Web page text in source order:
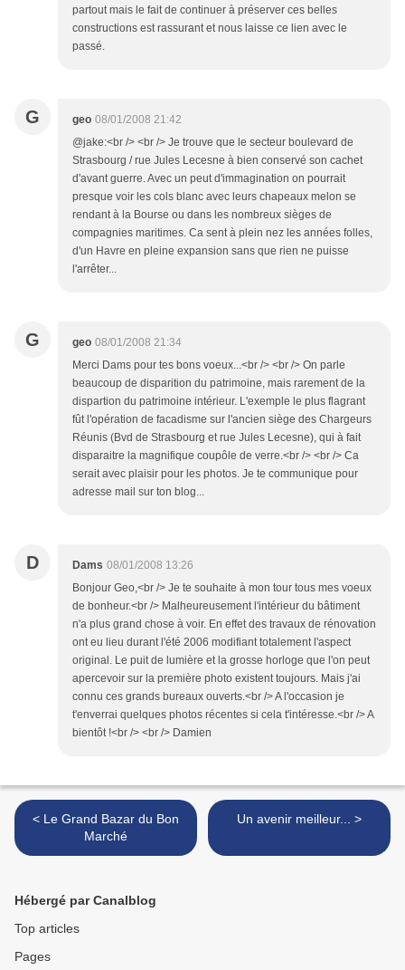
partout mais le fait de continuer à préserver ces belles
constructions est rassurant et nous laisse ce lien avec le
passé.
G geo 08/01/2008 21:42
@jake:<br /> <br /> Je trouve que le secteur boulevard de
Strasbourg / rue Jules Lecesne à bien conservé son cachet
d'avant guerre. Avec un peut d'immagination on pourrait
presque voir les cols blanc avec leurs chapeaux melon se
rendant à la Bourse ou dans les nombreux sièges de
compagnies maritimes. Ca sent à plein nez les années folles,
d'un Havre en pleine expansion sans que rien ne puisse
l'arrêter...
G geo 08/01/2008 21:34
Merci Dams pour tes bons voeux...<br /> <br /> On parle
beaucoup de disparition du patrimoine, mais rarement de la
dispartion du patrimoine intérieur. L'exemple le plus flagrant
fût l'opération de facadisme sur l'ancien siège des Chargeurs
Réunis (Bvd de Strasbourg et rue Jules Lecesne), qui à fait
disparaitre la magnifique coupôle de verre.<br /> <br /> Ca
serait avec plaisir pour les photos. Je te communique pour
adresse mail sur ton blog...
D Dams 08/01/2008 13:26
Bonjour Geo,<br /> Je te souhaite à mon tour tous mes voeux
de bonheur.<br /> Malheureusement l'intérieur du bâtiment
n'a plus grand chose à voir. En effet des travaux de rénovation
ont eu lieu durant l'été 2006 modifiant totalement l'aspect
original. Le puit de lumière et la grosse horloge que l'on peut
apercevoir sur la première photo existent toujours. Mais j'ai
connu ces grands bureaux ouverts.<br /> A l'occasion je
t'enverrai quelques photos récentes si cela t'intéresse.<br /> A
bientôt !<br /> <br /> Damien
< Le Grand Bazar du Bon
Marché
Un avenir meilleur... >
Hébergé par Canalblog
Top articles
Pages